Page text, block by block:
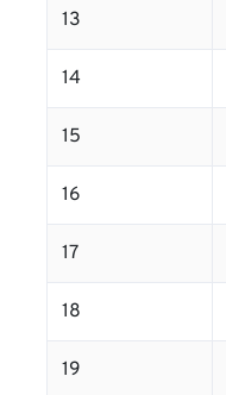
13
14
15
16
17
18
19